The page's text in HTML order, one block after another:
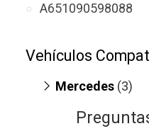
A651090598088
Vehículos
Mercedes (3)
OM 651.958)